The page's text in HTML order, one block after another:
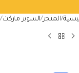
المتجر السوبر ماركت